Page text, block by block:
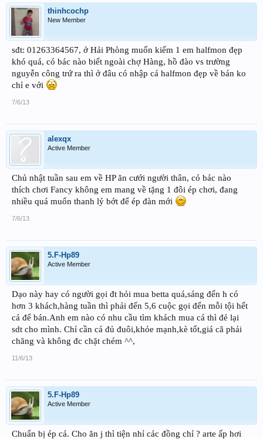
thinhcochp
New Member
sđt: 01263364567, ở Hải Phòng muốn kiếm 1 em halfmon đẹp
khó quá, có bác nào biết ngoài chợ Hàng, hồ đào vs trường
nguyễn công trứ ra thì ở đâu có nhập cá halfmon đẹp về bán ko
chỉ e với
7/6/13
alexqx
Active Member
Chủ nhật tuần sau em về HP ăn cưới người thân, có bác nào
thích chơi Fancy không em mang về tặng 1 đôi ép chơi, đang
nhiều quá muốn thanh lý bớt để ép đàn mới
7/6/13
5.F-Hp89
Active Member
Dạo này hay có người gọi đt hỏi mua betta quá,sáng đến h có
hơn 3 khách,hàng tuần thì phải đến 5,6 cuộc gọi đến mỗi tội hết
cá để bán.Anh em nào có nhu cầu tìm khách mua cá thì đẻ lại
sdt cho mình. Chỉ cần cá đủ đuôi,khỏe mạnh,kè tốt,giá cã phải
chăng và không đc chặt chém ^^,
11/6/13
5.F-Hp89
Active Member
Chuẩn bị ép cá. Cho ăn j thì tiện nhỉ các đồng chí ? arte ấp hơi